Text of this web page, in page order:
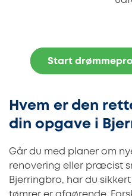
Start
Hvem er den
din opgave i
Går du med planer om
renovering eller præcist
Bjerringbro, har du